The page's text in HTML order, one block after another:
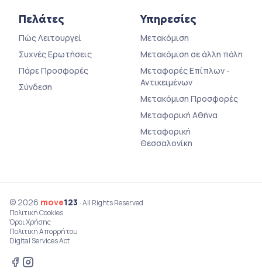
Πελάτες
Πώς Λειτουργεί
Συχνές Ερωτήσεις
Πάρε Προσφορές
Σύνδεση
Υπηρεσίες
Μετακόμιση
Μετακόμιση σε άλλη πόλη
Μεταφορές Επίπλων -
Αντικειμένων
Μετακόμιση Προσφορές
Μεταφορική Αθήνα
Μεταφορική
Θεσσαλονίκη
© 2026 move123 · All Rights Reserved
Πολιτική Cookies
Όροι Χρήσης
Πολιτική Απορρήτου
Digital Services Act